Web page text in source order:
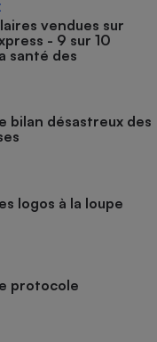
vendues sur
- 9 sur 10
santé des
bilan désastreux des
logos à la loupe
protocole